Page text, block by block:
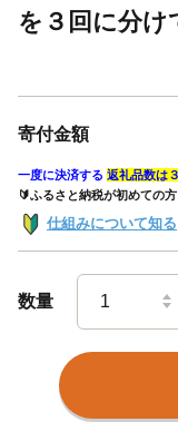
を３回に分
寄付金額
一度に決済する 返礼品数は
🔰ふるさと納税が初めての
仕組みについて知る
数量